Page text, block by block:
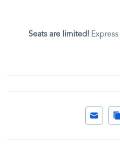
Seats are limited!
Copy
Link
Email